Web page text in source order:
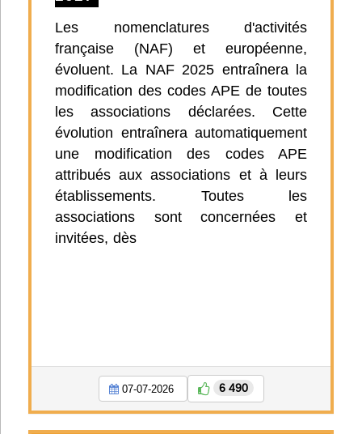
Les nomenclatures d'activités
française (NAF) et européenne,
évoluent. La NAF 2025 entraînera la
modification des codes APE de toutes
les associations déclarées. Cette
évolution entraînera automatiquement
une modification des codes APE
attribués aux associations et à leurs
établissements. Toutes les
associations sont concernées et
invitées, dès
07-07-2026 6 490